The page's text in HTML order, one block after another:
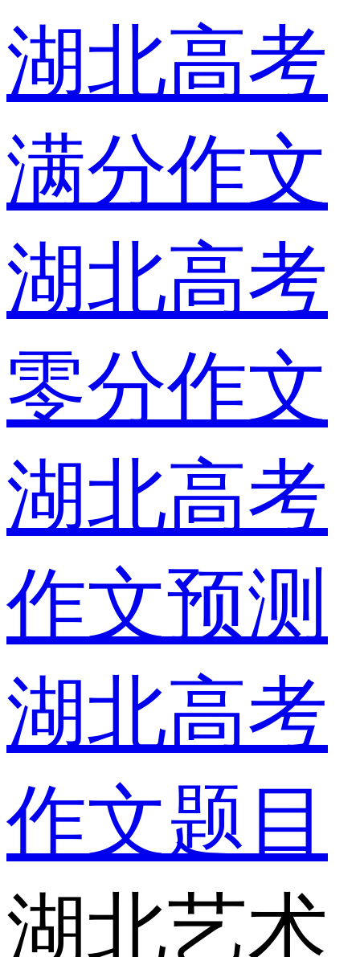
湖北高考
满分作文
湖北高考
零分作文
湖北高考
作文预测
湖北高考
作文题目
湖北艺术